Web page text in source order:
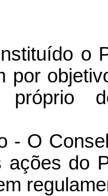
o
por
- O
ações do